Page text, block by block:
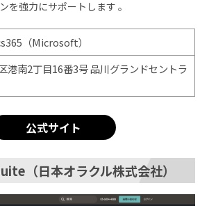
を強力にサポートします 。
（Microsoft）
港南2丁目16番3号 品川グランドセントラ
公式サイト
（日本オラクル株式会社）